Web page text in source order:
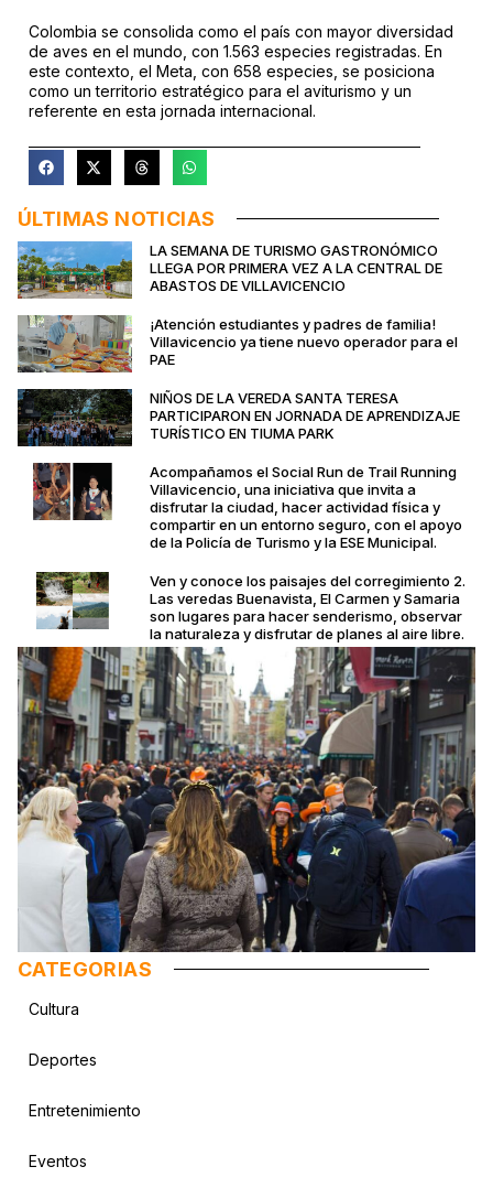
Colombia se consolida como el país con mayor diversidad
de aves en el mundo, con 1.563 especies registradas. En
este contexto, el Meta, con 658 especies, se posiciona
como un territorio estratégico para el aviturismo y un
referente en esta jornada internacional.
ÚLTIMAS NOTICIAS
LA SEMANA DE TURISMO GASTRONÓMICO
LLEGA POR PRIMERA VEZ A LA CENTRAL DE
ABASTOS DE VILLAVICENCIO
¡Atención estudiantes y padres de familia!
Villavicencio ya tiene nuevo operador para el
PAE
NIÑOS DE LA VEREDA SANTA TERESA
PARTICIPARON EN JORNADA DE APRENDIZAJE
TURÍSTICO EN TIUMA PARK
Acompañamos el Social Run de Trail Running
Villavicencio, una iniciativa que invita a
disfrutar la ciudad, hacer actividad física y
compartir en un entorno seguro, con el apoyo
de la Policía de Turismo y la ESE Municipal.
Ven y conoce los paisajes del corregimiento 2.
Las veredas Buenavista, El Carmen y Samaria
son lugares para hacer senderismo, observar
la naturaleza y disfrutar de planes al aire libre.
CATEGORIAS
Cultura
Deportes
Entretenimiento
Eventos